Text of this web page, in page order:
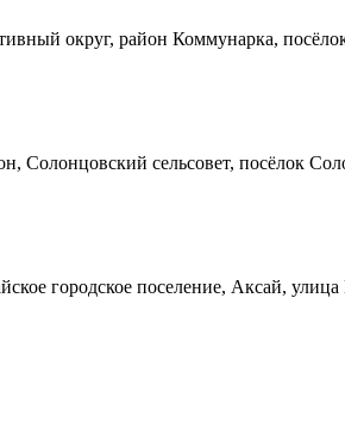
округ, район Коммунарка,
Солонцовский сельсовет, посёлок
городское поселение, Аксай,